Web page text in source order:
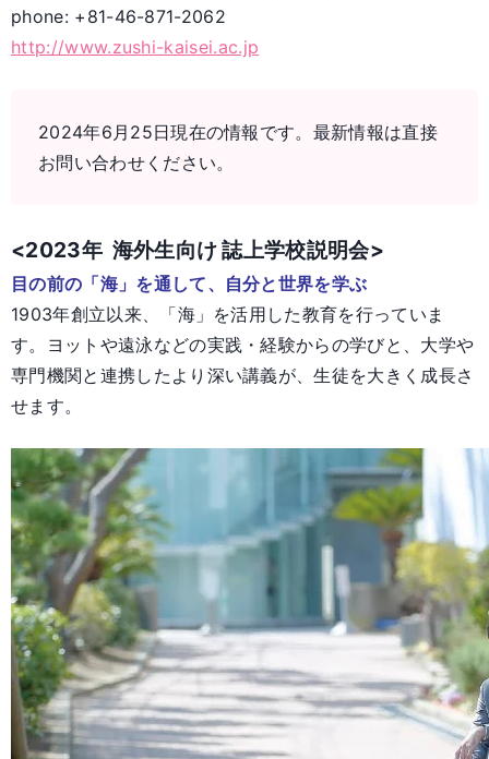
phone: +81-46-871-2062
http://www.zushi-kaisei.ac.jp
2024年6月25日現在の情報です。最新情報は直接
お問い合わせください。
<2023年 海外生向け 誌上学校説明会>
目の前の「海」を通して、自分と世界を学ぶ
1903年創立以来、「海」を活用した教育を行っていま
す。ヨットや遠泳などの実践・経験からの学びと、大学や
専門機関と連携したより深い講義が、生徒を大きく成長さ
せます。